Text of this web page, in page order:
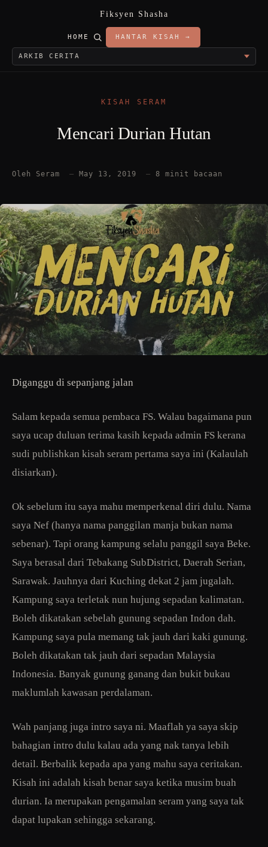
Fiksyen Shasha
HOME HANTAR KISAH →
KISAH SERAM
Mencari Durian Hutan
Oleh Seram — May 13, 2019 — 8 minit bacaan
Diganggu di sepanjang jalan
Salam kepada semua pembaca FS. Walau bagaimana pun
saya ucap duluan terima kasih kepada admin FS kerana
sudi publishkan kisah seram pertama saya ini (Kalaulah
disiarkan).
Ok sebelum itu saya mahu memperkenal diri dulu. Nama
saya Nef (hanya nama panggilan manja bukan nama
sebenar). Tapi orang kampung selalu panggil saya Beke.
Saya berasal dari Tebakang SubDistrict, Daerah Serian,
Sarawak. Jauhnya dari Kuching dekat 2 jam jugalah.
Kampung saya terletak nun hujung sepadan kalimatan.
Boleh dikatakan sebelah gunung sepadan Indon dah.
Kampung saya pula memang tak jauh dari kaki gunung.
Boleh dikatakan tak jauh dari sepadan Malaysia
Indonesia. Banyak gunung ganang dan bukit bukau
maklumlah kawasan perdalaman.
Wah panjang juga intro saya ni. Maaflah ya saya skip
bahagian intro dulu kalau ada yang nak tanya lebih
detail. Berbalik kepada apa yang mahu saya ceritakan.
Kisah ini adalah kisah benar saya ketika musim buah
durian. Ia merupakan pengamalan seram yang saya tak
dapat lupakan sehingga sekarang.